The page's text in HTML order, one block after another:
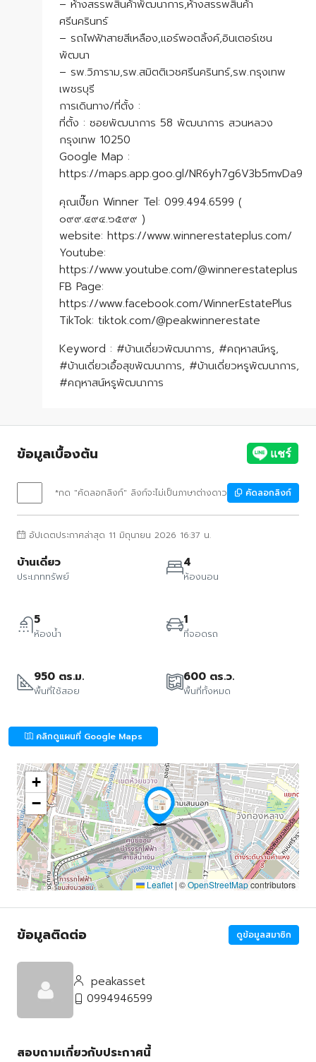
– ห้างสรรพสินค้าพัฒนาการ,ห้างสรรพสินค้า
ศรีนครินทร์
– รถไฟฟ้าสายสีเหลือง,แอร์พอตลิ้งค์,อินเตอร์เชน
พัฒนา
– รพ.วิภาราม,รพ.สมิตติเวชศรีนครินทร์,รพ.กรุงเทพ
เพชรบุรี
การเดินทาง/ที่ตั้ง :
ที่ตั้ง : ซอยพัฒนาการ 58 พัฒนาการ สวนหลวง
กรุงเทพ 10250
Google Map :
https://maps.app.goo.gl/NR6yh7g6V3b5mvDa9
คุณเปี๊ยก Winner Tel: 099.494.6599 (
๐๙๙.๔๙๔.๖๕๙๙ )
website: https://www.winnerestateplus.com/
Youtube:
https://www.youtube.com/@winnerestateplus
FB Page:
https://www.facebook.com/WinnerEstatePlus
TikTok: tiktok.com/@peakwinnerestate
Keyword : #บ้านเดี่ยวพัฒนาการ, #คฤหาสน์หรู,
#บ้านเดี่ยวเอื้อสุขพัฒนาการ, #บ้านเดี่ยวหรูพัฒนาการ,
#คฤหาสน์หรูพัฒนาการ
ข้อมูลเบื้องต้น
*กด "คัดลอกลิงก์" ลิงก์จะไม่เป็นภาษาต่างดาว คัดลอกลิงก์
อัปเดตประกาศล่าสุด 11 มิถุนายน 2026 16:37 น.
บ้านเดี่ยว
ประเภททรัพย์
4
ห้องนอน
5
ห้องน้ำ
1
ที่จอดรถ
950 ตร.ม.
พื้นที่ใช้สอย
600 ตร.ว.
พื้นที่ทั้งหมด
คลิกดูแผนที่ Google Maps
+
−
Leaflet | ©OpenStreetMapcontributors
ข้อมูลติดต่อ ดูข้อมูลสมาชิก
peakasset
0994946599
สอบถามเกี่ยวกับประกาศนี้